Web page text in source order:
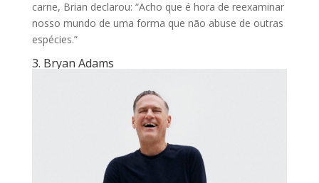
carne, Brian declarou: “Acho que é hora de reexaminar
nosso mundo de uma forma que não abuse de outras
espécies.”
3. Bryan Adams